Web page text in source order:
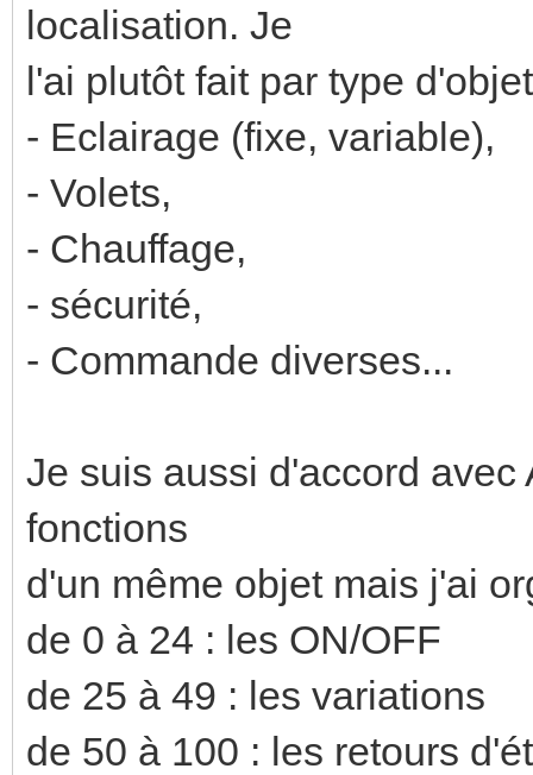
localisation. Je
l'ai plutôt fait par type
- Eclairage (fixe, variable),
- Volets,
- Chauffage,
- sécurité,
- Commande diverses...
Je suis aussi d'accord
fonctions
d'un même objet mais j'ai
de 0 à 24 : les ON/OFF
de 25 à 49 : les variations
de 50 à 100 : les retours